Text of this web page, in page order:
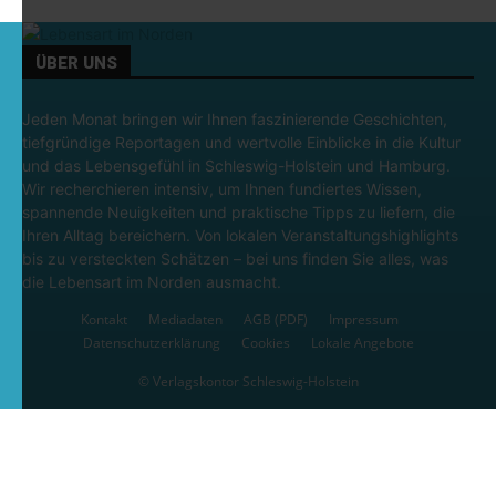
ÜBER UNS
Jeden Monat bringen wir Ihnen faszinierende Geschichten,
tiefgründige Reportagen und wertvolle Einblicke in die Kultur
und das Lebensgefühl in Schleswig-Holstein und Hamburg.
Wir recherchieren intensiv, um Ihnen fundiertes Wissen,
spannende Neuigkeiten und praktische Tipps zu liefern, die
Ihren Alltag bereichern. Von lokalen Veranstaltungshighlights
bis zu versteckten Schätzen – bei uns finden Sie alles, was
die Lebensart im Norden ausmacht.
Kontakt
Mediadaten AGB (PDF)
Impressum
Datenschutzerklärung
Cookies Lokale Angebote
© Verlagskontor Schleswig-Holstein